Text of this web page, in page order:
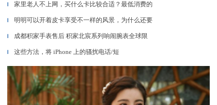
▎ 家里老人不上网，买什么卡比较合适？最低消费的
▎ 明明可以开着皮卡享受不一样的风景，为什么还要
▎ 成都积家手表售后 积家北宸系列响闹腕表全球限
▎ 这些方法，将 iPhone 上的骚扰电话/短